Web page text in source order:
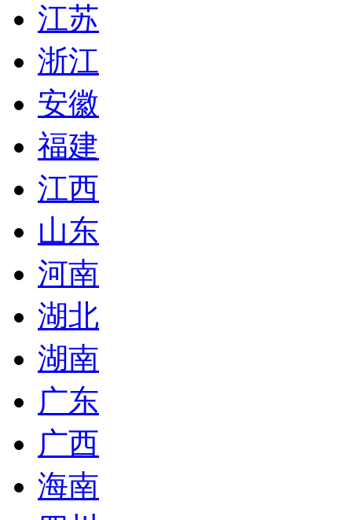
江苏
浙江
安徽
福建
江西
山东
河南
湖北
湖南
广东
广西
海南